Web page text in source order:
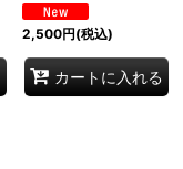
2,500円(税込)
カートに入れる